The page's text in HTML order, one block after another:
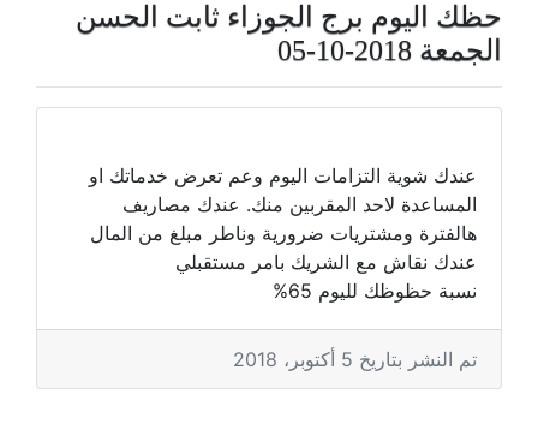
حظك اليوم برج الجوزاء ثابت الحسن
الجمعة 2018-10-05
عندك شوية التزامات اليوم وعم تعرض خدماتك او
المساعدة لاحد المقربين منك. عندك مصاريف
هالفترة ومشتريات ضرورية وناطر مبلغ من المال
عندك نقاش مع الشريك بامر مستقبلي
نسبة حظوظك لليوم 65%
تم النشر بتاريخ 5 أكتوبر، 2018